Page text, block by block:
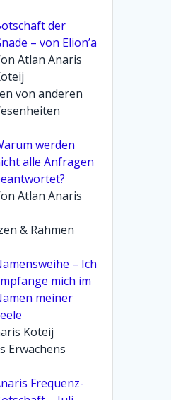
der
– von Elion’a
Atlan Anaris
von anderen
werden
alle Anfragen
Atlan Anaris
& Rahmen
– Ich
mich im
meiner
Koteij
Erwachens
Frequenz-